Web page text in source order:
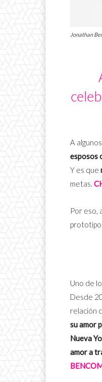
Jonathan
A algunos
esposos
Y es que
metas.
Por eso,
prototipo
Uno de
Desde
relación
su amor
Nueva
amor a